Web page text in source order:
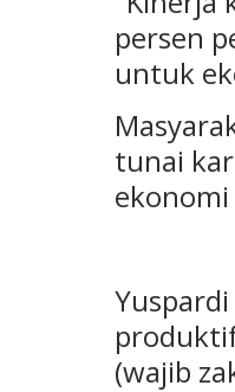
persen
untuk
tunai
(wajib